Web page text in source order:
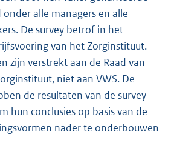
alle managers en alle
De survey betrof in het
van het Zorginstituut.
zijn verstrekt aan de Raad van
niet aan VWS. De
de resultaten van de survey
hun conclusies op basis van de
nader te onderbouwen